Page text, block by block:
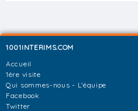
1001INTERIMS.COM
Accueil
1ère visite
Qui sommes-nous - L'équipe
Facebook
Twitter